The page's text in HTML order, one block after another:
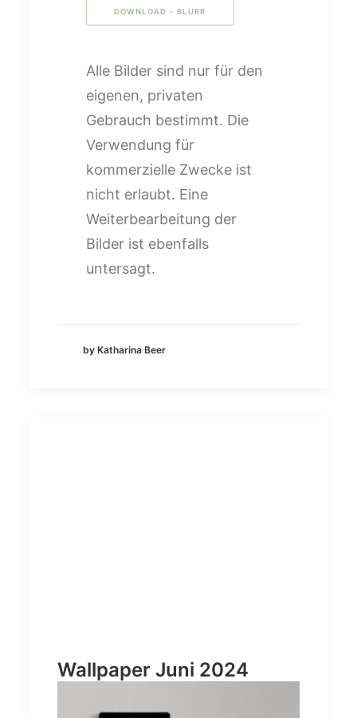
DOWNLOAD - BLURR
Alle Bilder sind nur für den
eigenen, privaten
Gebrauch bestimmt. Die
Verwendung für
kommerzielle Zwecke ist
nicht erlaubt. Eine
Weiterbearbeitung der
Bilder ist ebenfalls
untersagt.
by Katharina Beer
Wallpaper Juni 2024